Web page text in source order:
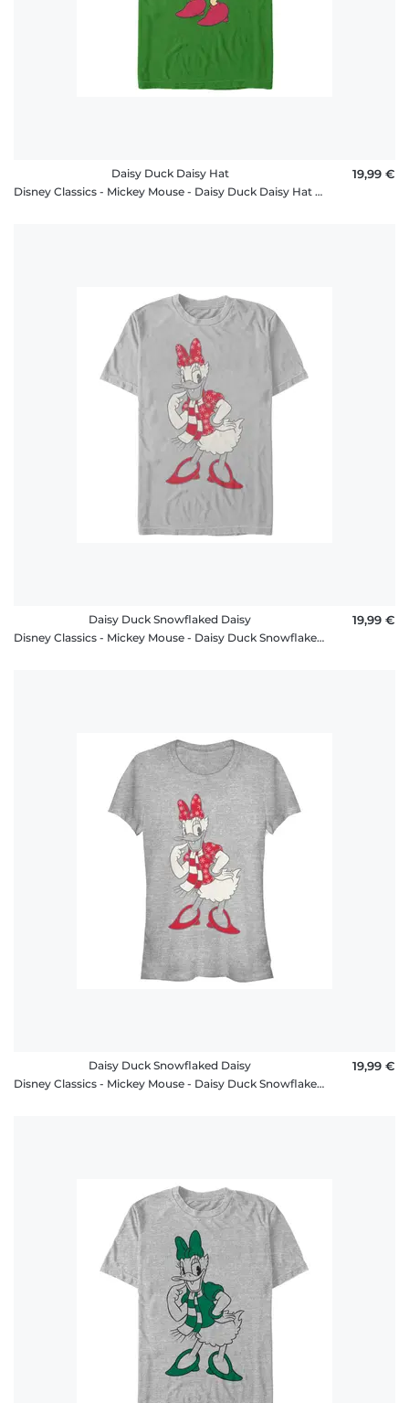
Daisy Duck Daisy Hat
Disney Classics - Mickey Mouse - Daisy Duck Daisy Hat - Christmas - Homme T-shirt
19,99 €
Daisy Duck Snowflaked Daisy
Disney Classics - Mickey Mouse - Daisy Duck Snowflaked Daisy - Christmas - Homme T-shirt
19,99 €
Daisy Duck Snowflaked Daisy
Disney Classics - Mickey Mouse - Daisy Duck Snowflaked Daisy - Christmas - Femme T-shirt
19,99 €